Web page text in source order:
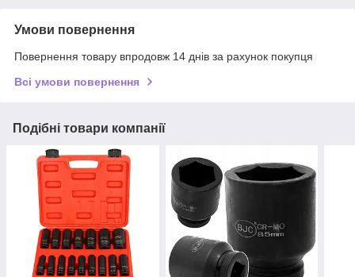
Умови повернення
Повернення товару впродовж 14 днів за рахунок покупця
Всі умови повернення
Подібні товари компанії